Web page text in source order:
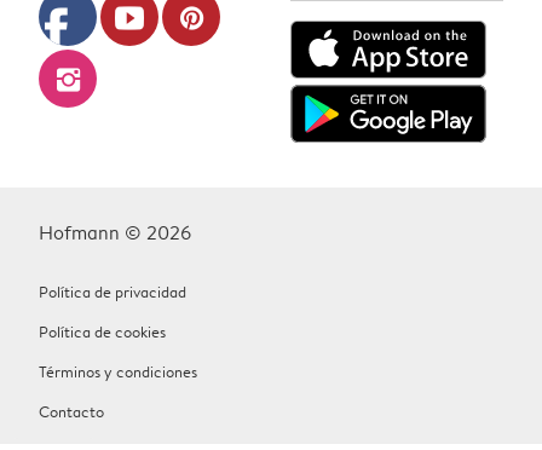
facebook youtube pinterest
instagram
Hofmann © 2026
Política de privacidad
Política de cookies
Términos y condiciones
Contacto